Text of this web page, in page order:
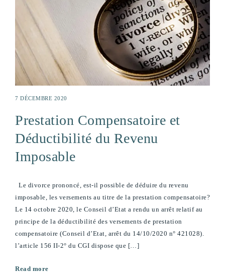
7 DÉCEMBRE 2020
Prestation Compensatoire et
Déductibilité du Revenu
Imposable
Le divorce prononcé, est-il possible de déduire du revenu
imposable, les versements au titre de la prestation compensatoire?
Le 14 octobre 2020, le Conseil d’Etat a rendu un arrêt relatif au
principe de la déductibilité des versements de prestation
compensatoire (Conseil d’Etat, arrêt du 14/10/2020 n° 421028).
l’article 156 II-2° du CGI dispose que […]
Read more